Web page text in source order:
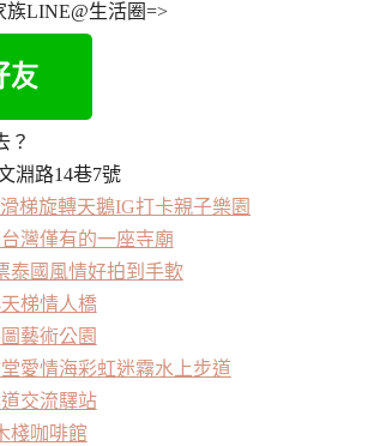
LINE@生活圈=>
？
淵路14巷7號
梯旋轉天鵝IG打卡親子樂園
灣僅有的一座寺廟
泰國風情好拍到手軟
梯情人橋
藝術公園
愛情海彩虹迷霧水上步道
交流驛站
棧咖啡館